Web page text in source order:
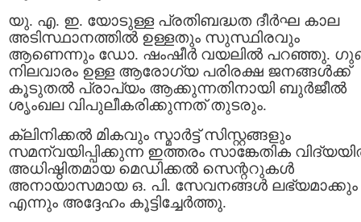
യു. എ. ഇ. യോടുള്ള പ്രതിബദ്ധത ദീർഘ കാല
അടിസ്ഥാനത്തിൽ ഉള്ളതും സുസ്ഥിരവും
ആണെന്നും ഡോ. ഷംഷീർ വയലിൽ പറഞ്ഞു.
നിലവാരം ഉള്ള ആരോഗ്യ പരിരക്ഷ ജനങ്ങൾക്ക്
കൂടുതൽ പ്രാപ്യം ആക്കുന്നതിനായി ബുർജീൽ
ശൃംഖല വിപുലീകരിക്കുന്നത് തുടരും.
ക്ലിനിക്കൽ മികവും സ്മാർട്ട് സിസ്റ്റങ്ങളും
സമന്വയിപ്പിക്കുന്ന ഇത്തരം സാങ്കേതിക
അധിഷ്ഠിതമായ മെഡിക്കൽ സെന്ററുകൾ
അനായാസമായ ഒ. പി. സേവനങ്ങൾ ലഭ്യമാക്കും
എന്നും അദ്ദേഹം കൂട്ടിച്ചേർത്തു.